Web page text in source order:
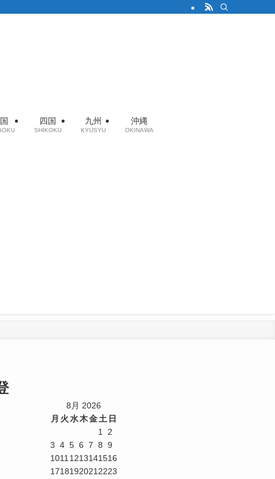
四国
SHIKOKU
九州
KYUSYU
沖縄
OKINAWA
8月 2026
月 火水木金土 日
1
2
3 4 5 6 7 8 9
1011 1213141516
1718192021 2223